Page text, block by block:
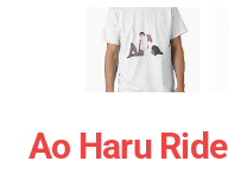
Ao Haru Ride